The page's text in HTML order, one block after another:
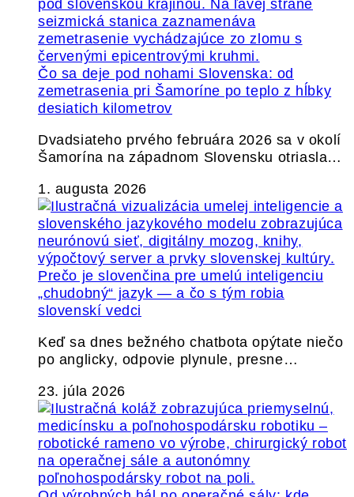
Čo sa deje pod nohami Slovenska: od
zemetrasenia pri Šamoríne po teplo z hĺbky
desiatich kilometrov
Dvadsiateho prvého februára 2026 sa v okolí
Šamorína na západnom Slovensku otriasla…
1. augusta 2026
Prečo je slovenčina pre umelú inteligenciu
„chudobný“ jazyk — a čo s tým robia
slovenskí vedci
Keď sa dnes bežného chatbota opýtate niečo
po anglicky, odpovie plynule, presne…
23. júla 2026